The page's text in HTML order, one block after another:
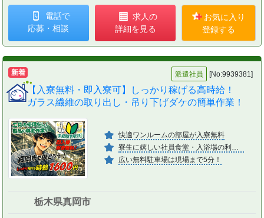
電話で
応募・相談
求人の
詳細を見る
お気に入り
登録する
新着 派遣社員 [No:9939381]
【入寮無料・即入寮可】しっかり稼げる高時給！
ガラス繊維の取り出し・吊り下げダケの簡単作業！
快適ワンルームの部屋が入寮無料
寮生に嬉しい社員食堂・入浴場の利用可
広い無料駐車場は現場まで5分！
栃木県真岡市